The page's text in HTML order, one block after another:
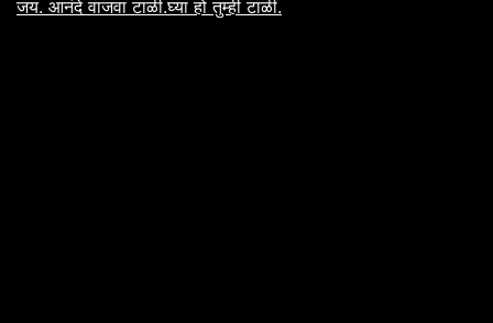
जय. आनंदे वाजवा टाळी.घ्या हो तुम्ही टाळी.